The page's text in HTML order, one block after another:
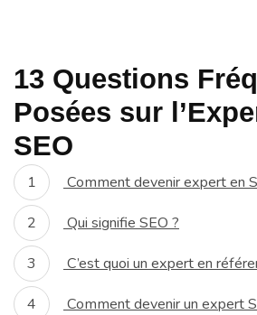
13 Questions
Posées sur
SEO
Comment devenir expert en
Qui signifie SEO ?
C’est quoi un expert en
Comment devenir un expert